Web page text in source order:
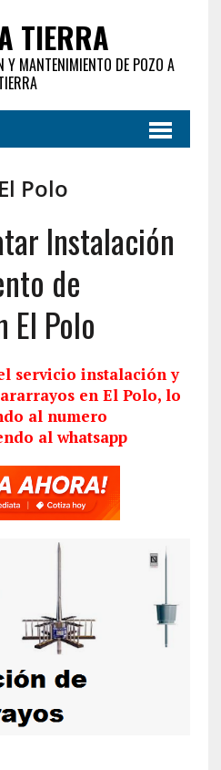
TIERRA
Y MANTENIMIENTO DE POZO A
Polo
Instalación
de
El Polo
servicio instalacióny
en El Polo, lo
al numero
al whatsapp